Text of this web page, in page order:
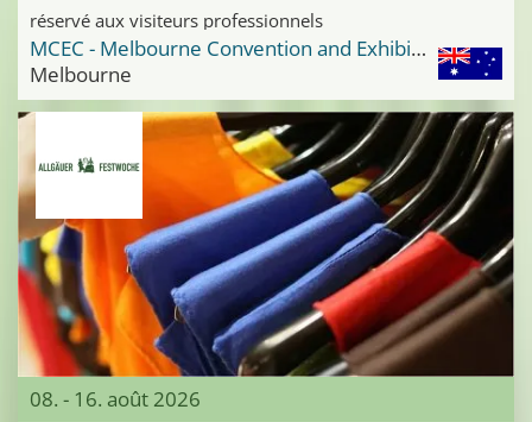
réservé aux visiteurs professionnels
MCEC - Melbourne Convention and Exhibition Center
Melbourne
08. - 16. août 2026